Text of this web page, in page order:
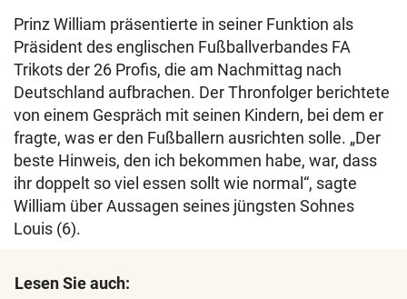
Prinz William präsentierte in seiner Funktion als
Präsident des englischen Fußballverbandes FA
Trikots der 26 Profis, die am Nachmittag nach
Deutschland aufbrachen. Der Thronfolger berichtete
von einem Gespräch mit seinen Kindern, bei dem er
fragte, was er den Fußballern ausrichten solle. „Der
beste Hinweis, den ich bekommen habe, war, dass
ihr doppelt so viel essen sollt wie normal“, sagte
William über Aussagen seines jüngsten Sohnes
Louis (6).
Lesen Sie auch: